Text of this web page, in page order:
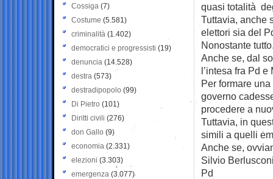
quasi totalità
Tuttavia, anche
elettori sia del
Nonostante
Anche se, dal
l’intesa fra Pd
Per formare
governo
procedere a
Tuttavia, in
simili a quelli
Anche se,
Silvio
Pd
Cossiga (7)
Costume (5.581)
criminalità (1.402)
democratici e progressisti (19)
denuncia (14.528)
destra (573)
destradipopolo (99)
Di Pietro (101)
Diritti civili (276)
don Gallo (9)
economia (2.331)
elezioni (3.303)
emergenza (3.077)